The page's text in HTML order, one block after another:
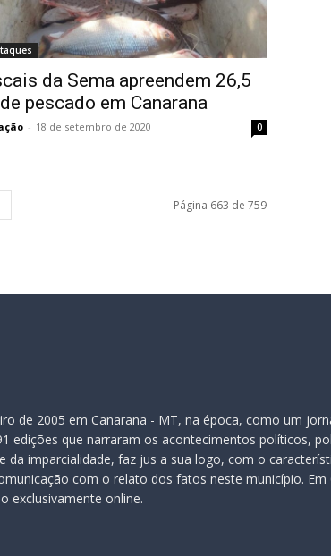
da Sema apreendem 26,5
pescado em Canarana
- 18 de setembro de 2020 0
Página 663 de 759
de 2005 em Canarana - MT, na época, como um
edições que narraram os acontecimentos políticos,
da imparcialidade, faz jus a sua logo, com o
com o relato dos fatos neste município.
exclusivamente online.